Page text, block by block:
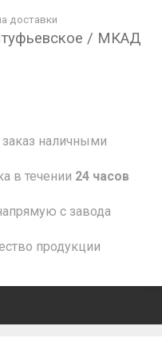
доставки
/ МКАД
наличными
в течении 24 часов
с завода
продукции